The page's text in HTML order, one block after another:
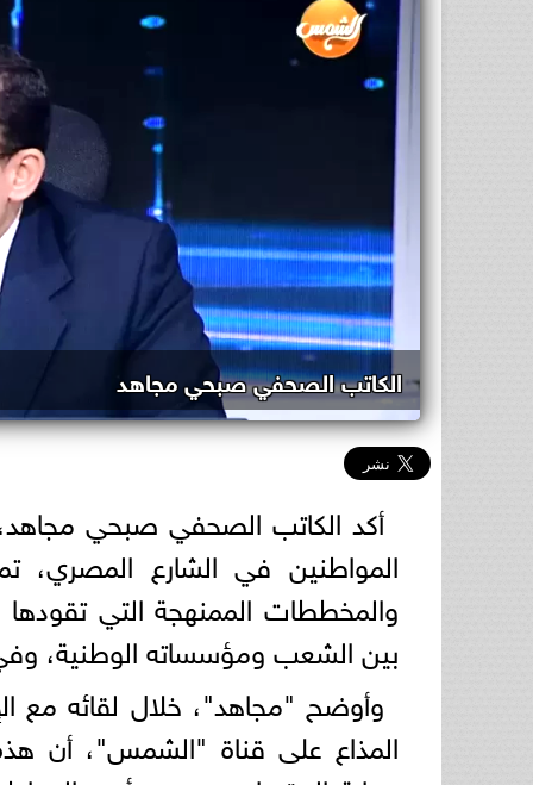
الكاتب الصحفي صبحي مجاهد
أكد الكاتب الصحفي صبحي مجاهد،
المواطنين في الشارع المصري،
والمخططات الممنهجة التي تقودها
بين الشعب ومؤسساته الوطنية،
وأوضح "مجاهد"، خلال لقائه مع
المذاع على قناة "الشمس"، أن